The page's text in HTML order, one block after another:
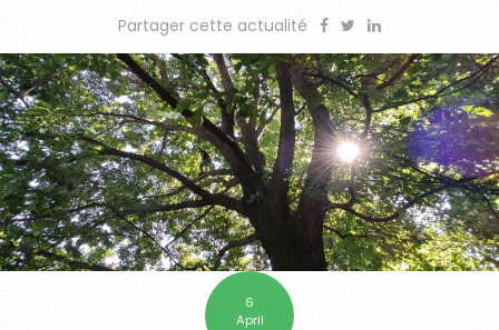
Partager cette actualité
6
April